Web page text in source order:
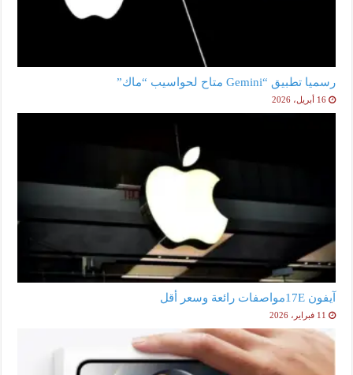
رسميا تطبيق “Gemini متاح لحواسيب “ماك”
16 أبريل، 2026
آيفون 17Eمواصفات رائعة وسعر أقل
11 فبراير، 2026